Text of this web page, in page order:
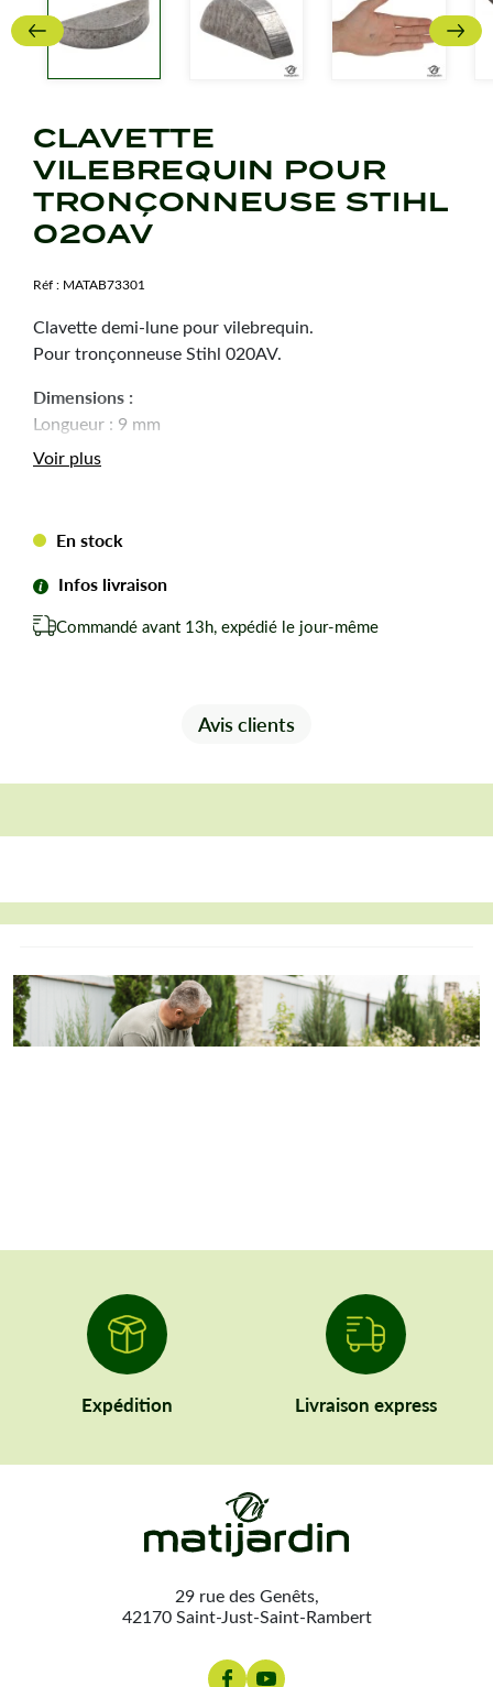
CLAVETTE
VILEBREQUIN POUR
TRONÇONNEUSE STIHL
020AV
Réf : MATAB73301
Clavette demi-lune pour vilebrequin.
Pour tronçonneuse Stihl 020AV.
Dimensions :
Longueur : 9 mm
Epaisseur : 3 mm
Voir plus
En stock
Infos livraison
Commandé avant 13h, expédié le jour-même
Avis clients
Expédition Livraison express
29 rue des Genêts,
42170 Saint-Just-Saint-Rambert